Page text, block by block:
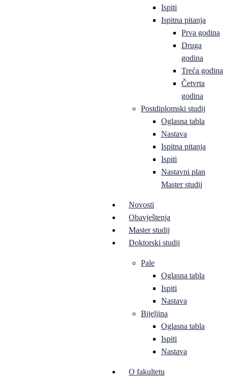
Ispiti
Ispitna pitanja
Prva godina
Druga
godina
Treća godina
Četvrta
godina
Postdiplomski studij
Oglasna tabla
Nastava
Ispitna pitanja
Ispiti
Nastavni plan
Master studij
Novosti
Obavještenja
Master studij
Doktorski studij
Pale
Oglasna tabla
Ispiti
Nastava
Bijeljina
Oglasna tabla
Ispiti
Nastava
O fakultetu